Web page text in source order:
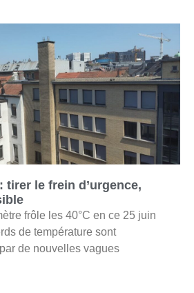
tirer le frein d’urgence,
frôle les 40°C en ce 25 juin
de température sont
de nouvelles vagues